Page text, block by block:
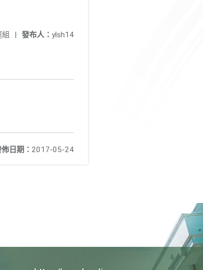
發布人： ylsh14
|
日期： 2017-05-24